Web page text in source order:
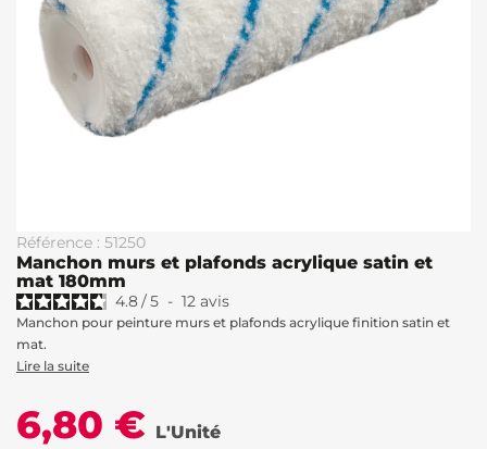
Référence : 51250
Manchon murs et plafonds acrylique satin et
mat 180mm
4.8/5 - 12 avis
Manchon pour peinture murs et plafonds acrylique finition satin et
mat.
Lire la suite
6,80 € L'Unité